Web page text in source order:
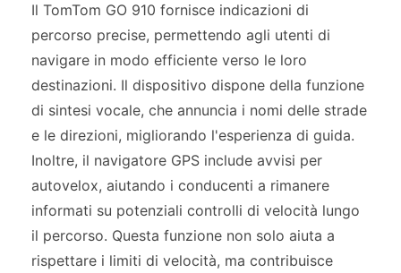
Il TomTom GO 910 fornisce indicazioni di
percorso precise, permettendo agli utenti di
navigare in modo efficiente verso le loro
destinazioni. Il dispositivo dispone della funzione
di sintesi vocale, che annuncia i nomi delle strade
e le direzioni, migliorando l'esperienza di guida.
Inoltre, il navigatore GPS include avvisi per
autovelox, aiutando i conducenti a rimanere
informati su potenziali controlli di velocità lungo
il percorso. Questa funzione non solo aiuta a
rispettare i limiti di velocità, ma contribuisce